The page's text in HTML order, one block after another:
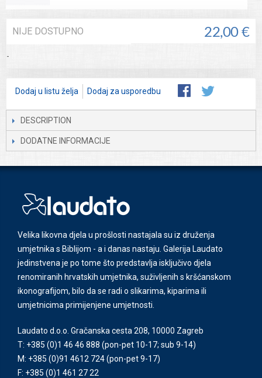
22,00 €
NIJE DOSTUPNO
-
Dodaj u listu želja Dodaj za usporedbu
DESCRIPTION
DODATNE INFORMACIJE
Velika likovna djela u prošlosti nastajala su iz druženja
umjetnika s Biblijom - a i danas nastaju. Galerija Laudato
jedinstvena je po tome što predstavlja isključivo djela
renomiranih hrvatskih umjetnika, suživljenih s kršćanskom
ikonografijom, bilo da se radi o slikarima, kiparima ili
umjetnicima primijenjene umjetnosti.
Laudato d.o.o. Gračanska cesta 208, 10000 Zagreb
T: +385 (0)1 46 46 888 (pon-pet 10-17; sub 9-14)
M: +385 (0)91 4612 724(pon-pet 9-17)
F: +385 (0)1 461 27 22